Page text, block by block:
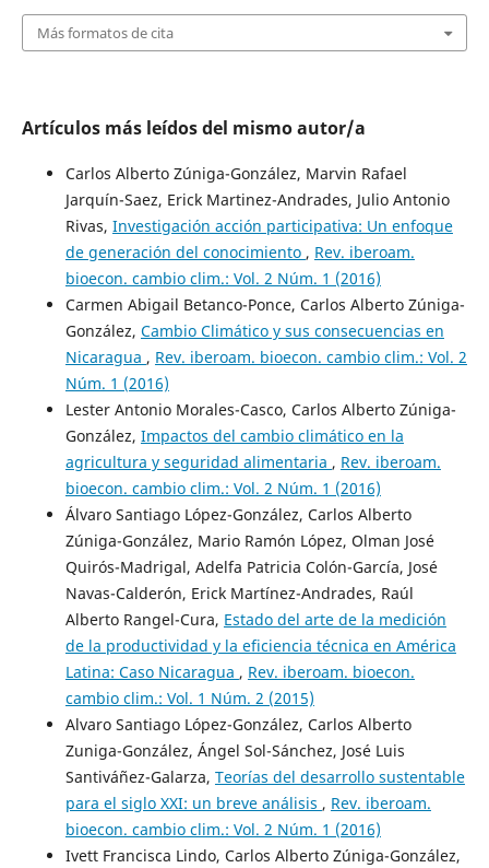
Más formatos de cita
Artículos más leídos del mismo autor/a
Carlos Alberto Zúniga-González, Marvin Rafael
Jarquín-Saez, Erick Martinez-Andrades, Julio Antonio
Rivas, Investigación acción participativa: Un enfoque
de generación del conocimiento , Rev. iberoam.
bioecon. cambio clim.: Vol. 2 Núm. 1 (2016)
Carmen Abigail Betanco-Ponce, Carlos Alberto Zúniga-
González, Cambio Climático y sus consecuencias en
Nicaragua , Rev. iberoam. bioecon. cambio clim.: Vol. 2
Núm. 1 (2016)
Lester Antonio Morales-Casco, Carlos Alberto Zúniga-
González, Impactos del cambio climático en la
agricultura y seguridad alimentaria , Rev. iberoam.
bioecon. cambio clim.: Vol. 2 Núm. 1 (2016)
Álvaro Santiago López-González, Carlos Alberto
Zúniga-González, Mario Ramón López, Olman José
Quirós-Madrigal, Adelfa Patricia Colón-García, José
Navas-Calderón, Erick Martínez-Andrades, Raúl
Alberto Rangel-Cura, Estado del arte de la medición
de la productividad y la eficiencia técnica en América
Latina: Caso Nicaragua , Rev. iberoam. bioecon.
cambio clim.: Vol. 1 Núm. 2 (2015)
Alvaro Santiago López-González, Carlos Alberto
Zuniga-González, Ángel Sol-Sánchez, José Luis
Santiváñez-Galarza, Teorías del desarrollo sustentable
para el siglo XXI: un breve análisis , Rev. iberoam.
bioecon. cambio clim.: Vol. 2 Núm. 1 (2016)
Ivett Francisca Lindo, Carlos Alberto Zúniga-González,